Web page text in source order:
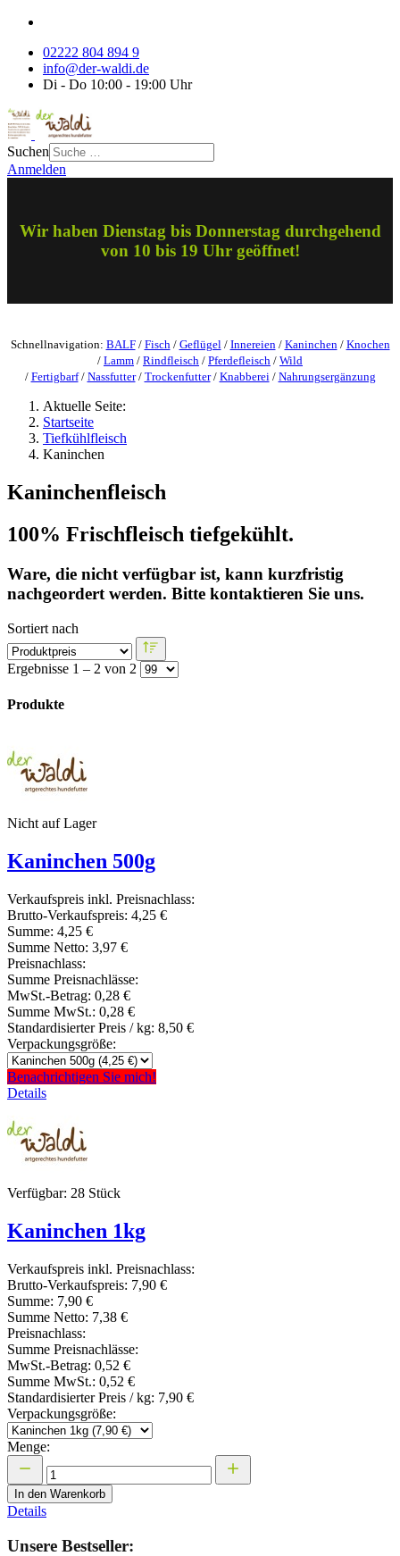
02222 804 894 9
info@der-waldi.de
Di - Do 10:00 - 19:00 Uhr
Suchen
Anmelden
Wir haben Dienstag bis Donnerstag durchgehend
von 10 bis 19 Uhr geöffnet!
Schnellnavigation: BALF/ Fisch/ Geflügel/ Innereien/ Kaninchen/ Knochen
/ Lamm / Rindfleisch / Pferdefleisch / Wild
/ Fertigbarf/ Nassfutter/ Trockenfutter/ Knabberei/ Nahrungsergänzung
Aktuelle Seite:
Startseite
Tiefkühlfleisch
Kaninchen
Kaninchenfleisch
100% Frischfleisch tiefgekühlt.
Ware, die nicht verfügbar ist, kann kurzfristig
nachgeordert werden. Bitte kontaktieren Sie uns.
Sortiert nach
Ergebnisse 1 – 2 von 2
Produkte
Nicht auf Lager
Kaninchen 500g
Verkaufspreis inkl. Preisnachlass:
Brutto-Verkaufspreis: 4,25 €
Summe: 4,25 €
Summe Netto: 3,97 €
Preisnachlass:
Summe Preisnachlässe:
MwSt.-Betrag: 0,28 €
Summe MwSt.: 0,28 €
Standardisierter Preis / kg: 8,50 €
Verpackungsgröße:
Benachrichtigen Sie mich!
Details
Verfügbar: 28 Stück
Kaninchen 1kg
Verkaufspreis inkl. Preisnachlass:
Brutto-Verkaufspreis: 7,90 €
Summe: 7,90 €
Summe Netto: 7,38 €
Preisnachlass:
Summe Preisnachlässe:
MwSt.-Betrag: 0,52 €
Summe MwSt.: 0,52 €
Standardisierter Preis / kg: 7,90 €
Verpackungsgröße:
Menge:
In den Warenkorb
Details
Unsere Bestseller: